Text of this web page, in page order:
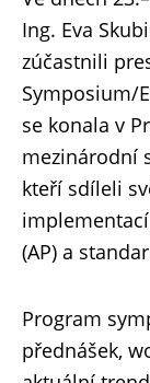
Ing. Eva
zúčastnili
Symposium/
se konala v
mezinárodní
kteří sdíleli
(AP) a
Program
přednášek,